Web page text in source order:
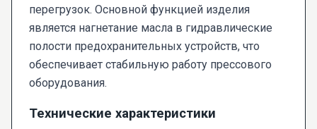
перегрузок. Основной функцией изделия
является нагнетание масла в гидравлические
полости предохранительных устройств, что
обеспечивает стабильную работу прессового
оборудования.
Технические характеристики